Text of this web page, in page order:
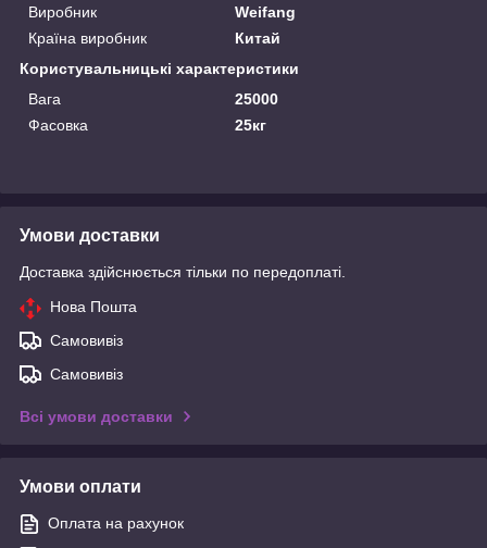
Виробник
Weifang
Країна виробник
Китай
Користувальницькі характеристики
Вага
25000
Фасовка
25кг
Умови доставки
Доставка здійснюється тільки по передоплаті.
Нова Пошта
Самовивіз
Самовивіз
Всі умови доставки
Умови оплати
Оплата на рахунок